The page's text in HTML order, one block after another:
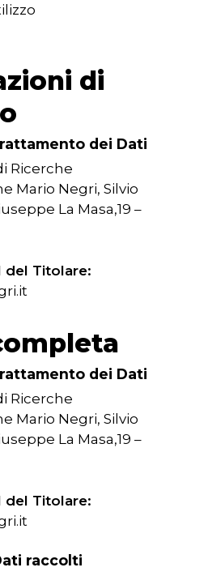
di
dei Dati
Ricerche
Mario Negri, Silvio
La Masa,19 –
del Titolare:
dei Dati
Ricerche
Mario Negri, Silvio
La Masa,19 –
del Titolare:
raccolti